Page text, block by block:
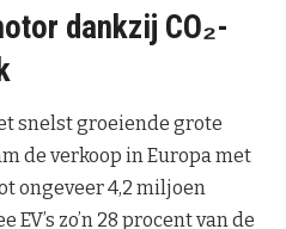
dankzij CO₂-
snelst groeiende grote
de verkoop in Europa met
ongeveer 4,2 miljoen
EV’s zo’n 28 procent van de